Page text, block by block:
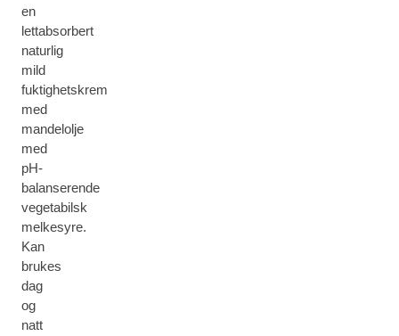
en
lettabsorbert
naturlig
mild
fuktighetskrem
med
mandelolje
med
pH-
balanserende
vegetabilsk
melkesyre.
Kan
brukes
dag
og
natt